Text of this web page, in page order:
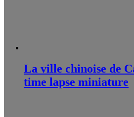
La ville chinoise de
time lapse miniature